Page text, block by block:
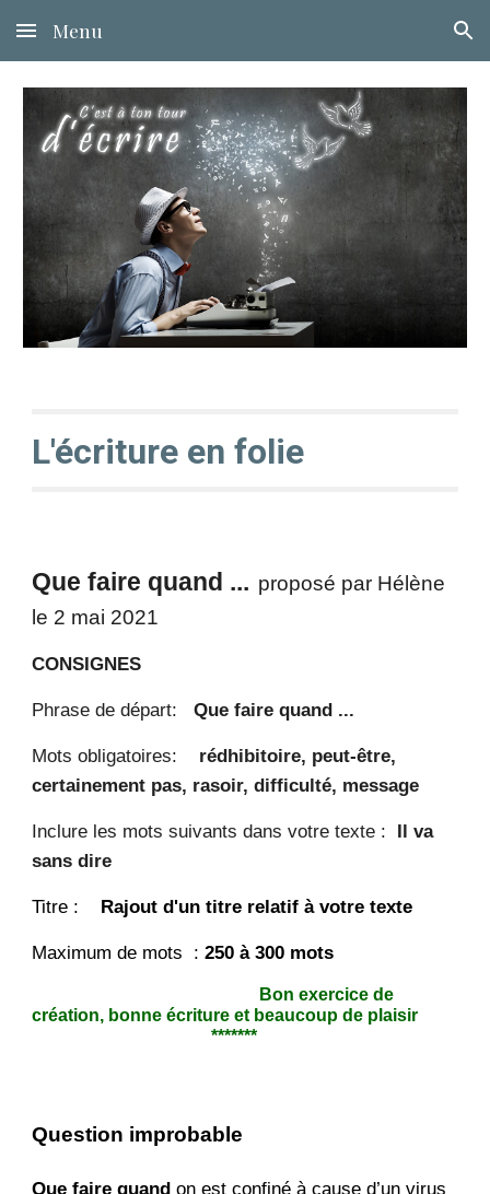
Skip to main content Skip to navigation
Menu
L'écriture en folie
Que faire quand ... proposé par Hélène
le 2 mai 2021
CONSIGNES
Phrase de départ: Que faire quand ...
Mots obligatoires:
rédhibitoire, peut-être,
certainement pas, rasoir, difficulté, message
Inclure les mots suivants dans votre texte : Il va
sans dire
Titre : Rajout d'un titre relatif à votre texte
Maximum de mots : 250 à 300 mots
Bon exercice de
création, bonne écriture et beaucoup de plaisir
*******
Question improbable
Que faire quandon est confiné à cause d’un virus